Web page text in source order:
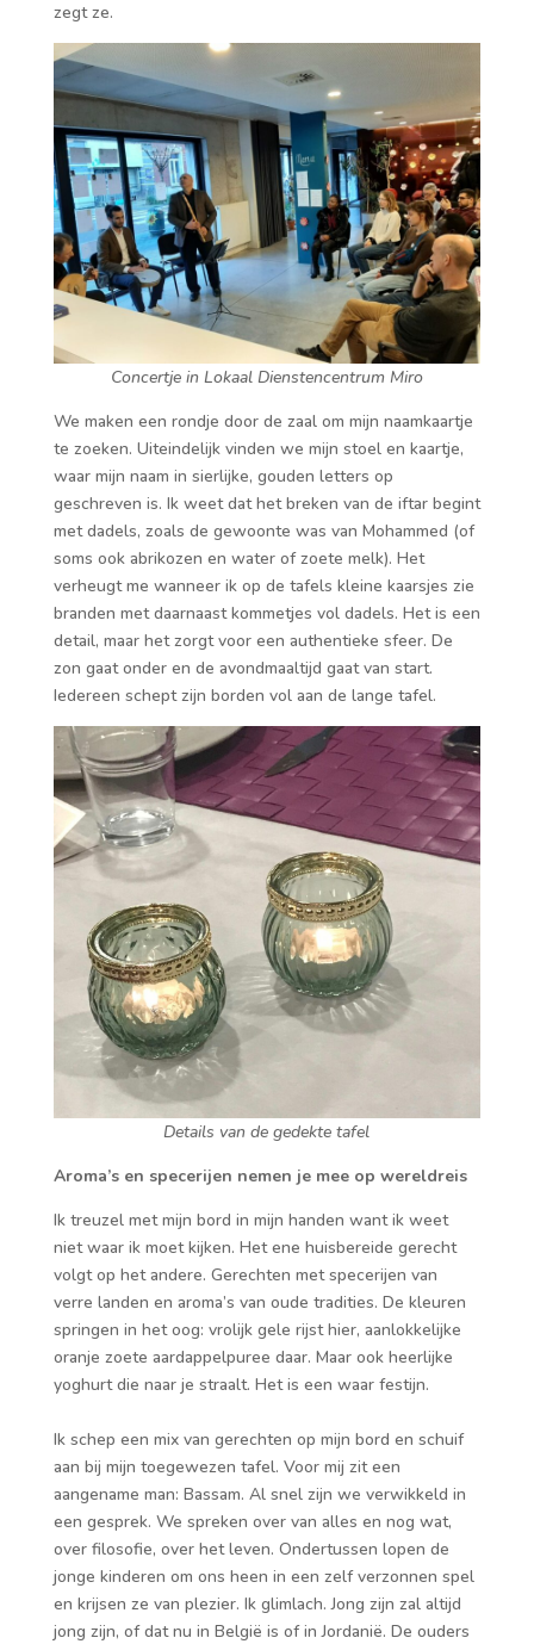
zegt ze.
Concertje in Lokaal Dienstencentrum Miro
We maken een rondje door de zaal om mijn naamkaartje
te zoeken. Uiteindelijk vinden we mijn stoel en kaartje,
waar mijn naam in sierlijke, gouden letters op
geschreven is. Ik weet dat het breken van de iftar begint
met dadels, zoals de gewoonte was van Mohammed (of
soms ook abrikozen en water of zoete melk). Het
verheugt me wanneer ik op de tafels kleine kaarsjes zie
branden met daarnaast kommetjes vol dadels. Het is een
detail, maar het zorgt voor een authentieke sfeer. De
zon gaat onder en de avondmaaltijd gaat van start.
Iedereen schept zijn borden vol aan de lange tafel.
Details van de gedekte tafel
Aroma’s en specerijen nemen je mee op wereldreis
Ik treuzel met mijn bord in mijn handen want ik weet
niet waar ik moet kijken. Het ene huisbereide gerecht
volgt op het andere. Gerechten met specerijen van
verre landen en aroma’s van oude tradities. De kleuren
springen in het oog: vrolijk gele rijst hier, aanlokkelijke
oranje zoete aardappelpuree daar. Maar ook heerlijke
yoghurt die naar je straalt. Het is een waar festijn.
Ik schep een mix van gerechten op mijn bord en schuif
aan bij mijn toegewezen tafel. Voor mij zit een
aangename man: Bassam. Al snel zijn we verwikkeld in
een gesprek. We spreken over van alles en nog wat,
over filosofie, over het leven. Ondertussen lopen de
jonge kinderen om ons heen in een zelf verzonnen spel
en krijsen ze van plezier. Ik glimlach. Jong zijn zal altijd
jong zijn, of dat nu in België is of in Jordanië. De ouders